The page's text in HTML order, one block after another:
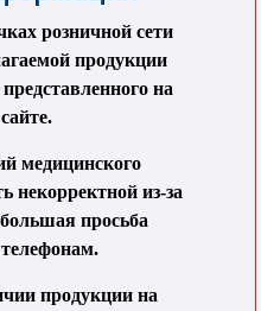
розничной сети
продукции
на
медицинского
некорректной из-за
просьба
продукции на